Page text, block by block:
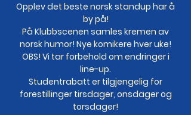
Opplev det beste norsk standup har å
by på!
På Klubbscenen samles kremen av
norsk humor! Nye komikere hver uke!
OBS! Vi tar forbehold om endringer i
line-up.
Studentrabatt er tilgjengelig for
forestillinger tirsdager, onsdager og
torsdager!